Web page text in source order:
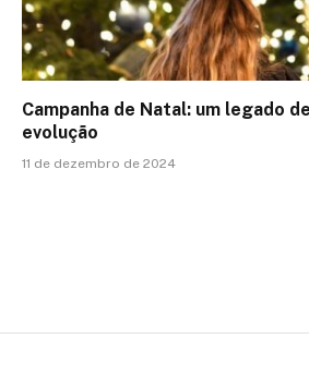
Campanha de Natal: um legado
evolução
11 de dezembro de 2024